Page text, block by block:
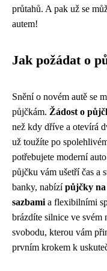
průtahů. A pak už se
autem!
Jak požádat o
Snění o novém autě se
půjčkám. Žádost o
než kdy dříve a otevírá
už toužíte po
potřebujete moderní
půjčku vám ušetří čas a
banky, nabízípůjčky
sazbami a flexibilními
brázdíte silnice ve svém
svobodu, kterou vám
prvním krokem k